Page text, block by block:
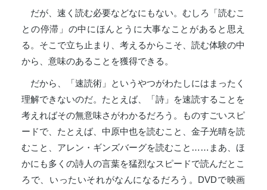
だが、速く読む必要などなにもない。むしろ「読むこ
との停滞」の中にほんとうに大事なことがあると思え
る。そこで立ち止まり、考えるからこそ、読む体験の中
から、意味のあることを獲得できる。
だから、「速読術」というやつがわたしにはまったく
理解できないのだ。たとえば、「詩」を速読することを
考えればその無意味さがわかるだろう。ものすごいスピ
ードで、たとえば、中原中也を読むこと、金子光晴を読
むこと、アレン・ギンズバーグを読むこと……まあ、ほ
かにも多くの詩人の言葉を猛烈なスピードで読んだとこ
ろで、いったいそれがなんになるだろう。 DVDで映画